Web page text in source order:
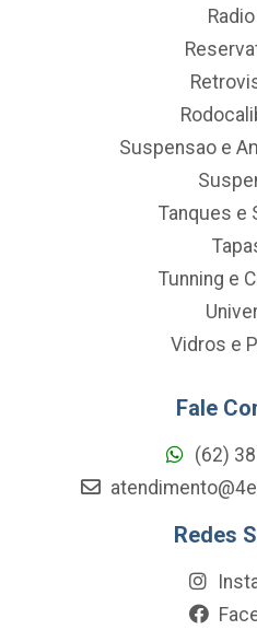
Suspensao e
Tanques e
Tunning e
Vidros e
Fale
(62)
Redes